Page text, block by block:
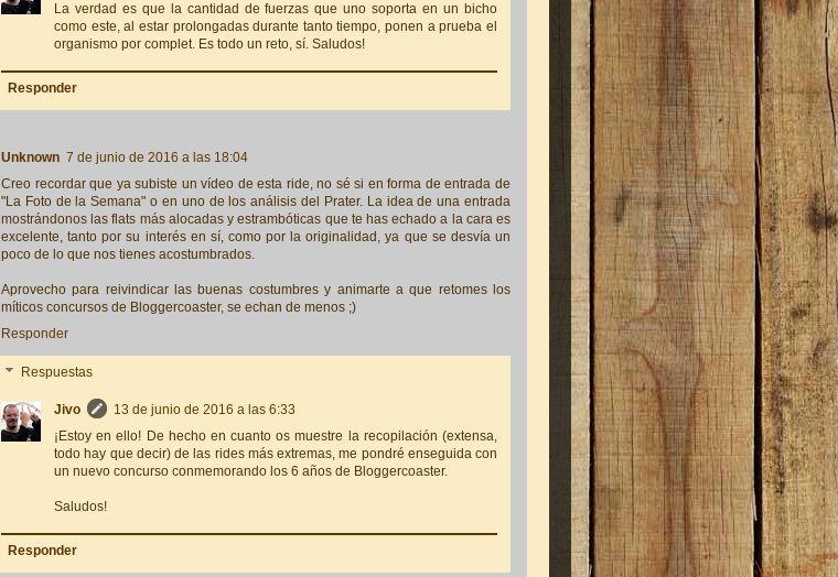
La verdad es que la cantidad de fuerzas que uno soporta en un bicho
como este, al estar prolongadas durante tanto tiempo, ponen a prueba el
organismo por complet. Es todo un reto, sí. Saludos!
Responder
Unknown 7 de junio de 2016 a las 18:04
Creo recordar que ya subiste un vídeo de esta ride, no sé si en forma de entrada de
"La Foto de la Semana" o en uno de los análisis del Prater. La idea de una entrada
mostrándonos las flats más alocadas y estrambóticas que te has echado a la cara es
excelente, tanto por su interés en sí, como por la originalidad, ya que se desvía un
poco de lo que nos tienes acostumbrados.
Aprovecho para reivindicar las buenas costumbres y animarte a que retomes los
míticos concursos de Bloggercoaster, se echan de menos ;)
Responder
Respuestas
Jivo
13 de junio de 2016 a las 6:33
¡Estoy en ello! De hecho en cuanto os muestre la recopilación (extensa,
todo hay que decir) de las rides más extremas, me pondré enseguida con
un nuevo concurso conmemorando los 6 años de Bloggercoaster.
Saludos!
Responder